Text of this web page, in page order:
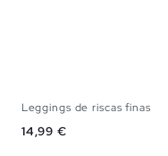
Leggings de riscas finas
Preço
14,99 €